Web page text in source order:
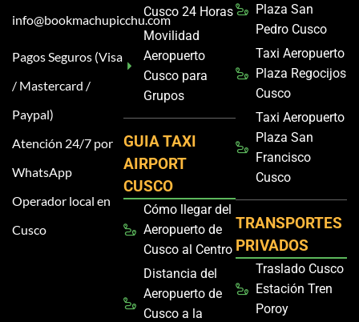
info@bookmachupicchu.com
Pagos Seguros (Visa
/ Mastercard /
Paypal)
Atención 24/7 por
WhatsApp
Operador local en
Cusco
Cusco 24 Horas
Movilidad
Aeropuerto
Cusco para
Grupos
GUIA TAXI
AIRPORT
CUSCO
Cómo llegar del
Aeropuerto de
Cusco al Centro
Distancia del
Aeropuerto de
Cusco a la
Plaza San
Pedro Cusco
Taxi Aeropuerto
Plaza Regocijos
Cusco
Taxi Aeropuerto
Plaza San
Francisco
Cusco
TRANSPORTES
PRIVADOS
Traslado Cusco
Estación Tren
Poroy